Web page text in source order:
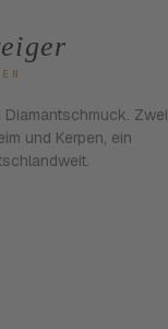
Zwei
und Kerpen, ein